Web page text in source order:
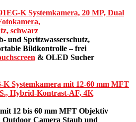
K Systemkamera, 20 MP, Dual
schwarz
und Spritzwasserschutz,
Bildkontrolle – frei
& OLED Sucher
K Systemkamera mit 12-60 mm MFT
Hybrid-Kontrast-AF, 4K
12 bis 60 mm MFT Objektiv
Outdoor Camera Staub und